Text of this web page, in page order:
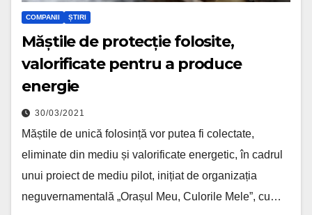
COMPANII ȘTIRI
Măștile de protecție folosite,
valorificate pentru a produce
energie
30/03/2021
Măștile de unică folosință vor putea fi colectate,
eliminate din mediu și valorificate energetic, în cadrul
unui proiect de mediu pilot, inițiat de organizația
neguvernamentală „Orașul Meu, Culorile Mele”, cu…